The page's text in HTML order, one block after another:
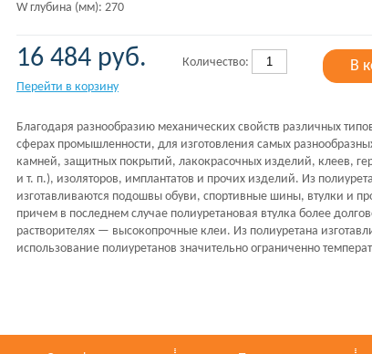
W глубина (мм): 270
16 484 руб.
Перейти в корзину
Количество: В
Благодаря разнообразию механических свойств различных
сферах промышленности, для изготовления самых
камней, защитных покрытий, лакокрасочных изделий, клеев,
и т. п.), изоляторов, имплантатов и прочих изделий. Из
изготавливаются подошвы обуви, спортивные шины, втулки и
причем в последнем случае полиуретановая втулка более
растворителях — высокопрочные клеи. Из полиуретана
использование полиуретанов значительно ограниченно